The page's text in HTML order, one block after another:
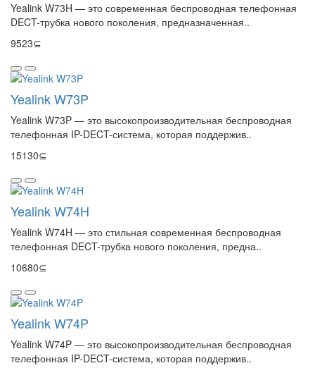
Yealink W73H — это современная беспроводная телефонная
DECT-трубка нового поколения, предназначенная..
9523⊆
Yealink W73P
Yealink W73P — это высокопроизводительная беспроводная
телефонная IP-DECT-система, которая поддержив..
15130⊆
Yealink W74H
Yealink W74H — это стильная современная беспроводная
телефонная DECT-трубка нового поколения, предна..
10680⊆
Yealink W74P
Yealink W74P — это высокопроизводительная беспроводная
телефонная IP-DECT-система, которая поддержив..